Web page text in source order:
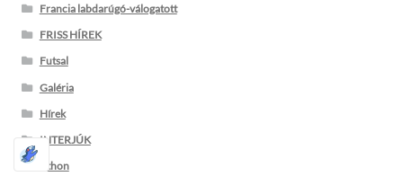
Francia labdarúgó-válogatott
FRISS HÍREK
Futsal
Galéria
Hírek
INTERJÚK
Itthon